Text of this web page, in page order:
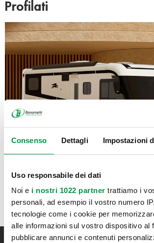
Consenso Dettagli Impostazioni
Uso responsabile dei dati
Noi e i nostri 1022 partner trattiamo i
personali, ad esempio il vostro numero
tecnologie come i cookie per
alle informazioni sul vostro dispositivo al
pubblicare annunci e contenuti
Profilati